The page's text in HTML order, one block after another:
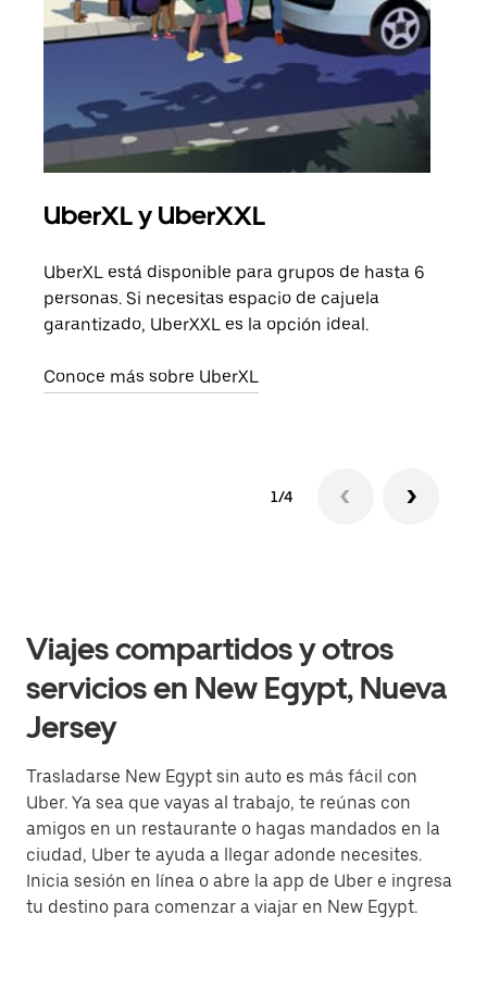
UberXL y UberXXL
UberXL está disponible para grupos de hasta 6
personas. Si necesitas espacio de cajuela
garantizado, UberXXL es la opción ideal.
Conoce más sobre UberXL
1/4
Viajes compartidos y otros
servicios en New Egypt, Nueva
Jersey
Trasladarse New Egypt sin auto es más fácil con
Uber. Ya sea que vayas al trabajo, te reúnas con
amigos en un restaurante o hagas mandados en la
ciudad, Uber te ayuda a llegar adonde necesites.
Inicia sesión en línea o abre la app de Uber e ingresa
tu destino para comenzar a viajar en New Egypt.